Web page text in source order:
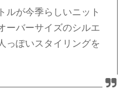
ルが今季らしいニット
バーサイズのシルエ
っぽいスタイリングを